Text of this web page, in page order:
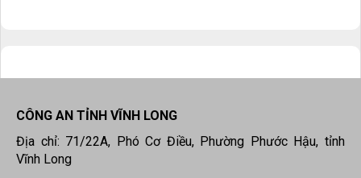
CÔNG AN TỈNH VĨNH LONG
Địa chỉ: 71/22A, Phó Cơ Điều, Phường Phước Hậu, tỉnh
Vĩnh Long